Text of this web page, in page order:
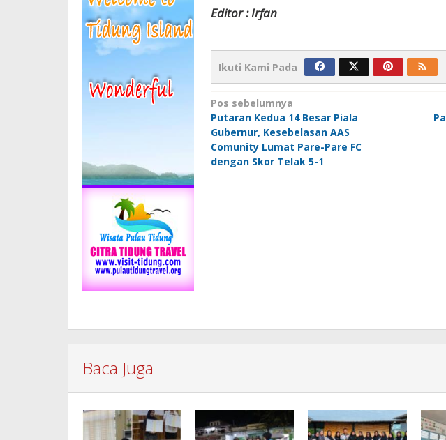
Editor : Irfan
Ikuti Kami Pada
Navigasi
pos
Pos sebelumnya
Putaran Kedua 14 Besar Piala
Gubernur, Kesebelasan AAS
Comunity Lumat Pare-Pare FC
dengan Skor Telak 5-1
Baca Juga